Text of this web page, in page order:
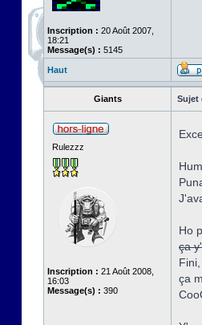
Inscription : 20 Août 2007,
18:21
Message(s) : 5145
Haut
Giants Sujet
Rulezzz
Inscription : 21 Août 2008,
16:03
Message(s) : 390
Ho
ça
ça